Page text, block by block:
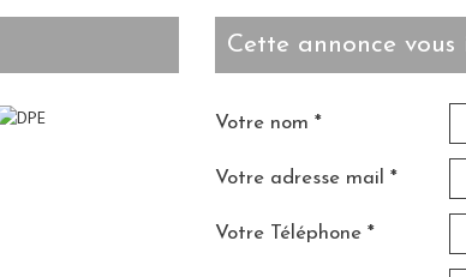
cette annonce vous
Votre nom *
Votre adresse mail *
Votre Téléphone *